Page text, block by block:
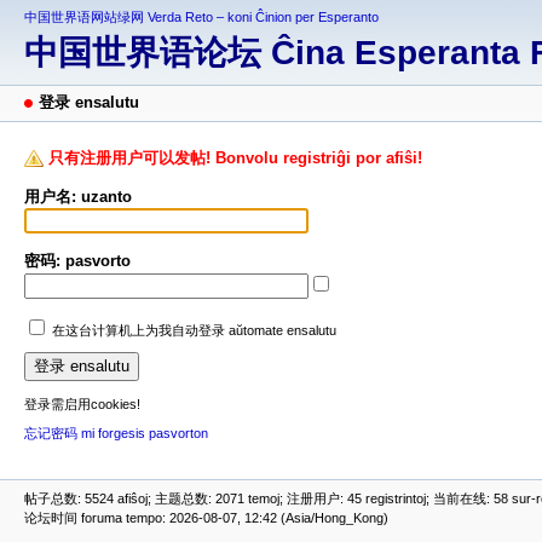
中国世界语网站绿网 Verda Reto – koni Ĉinion per Esperanto
中国世界语论坛 Ĉina Esperanta
登录 ensalutu
只有注册用户可以发帖! Bonvolu registriĝi por afiŝi!
用户名: uzanto
密码: pasvorto
在这台计算机上为我自动登录 aŭtomate ensalutu
登录需启用cookies!
忘记密码 mi forgesis pasvorton
帖子总数: 5524 afiŝoj; 主题总数: 2071 temoj; 注册用户: 45 registrintoj; 当前在线: 58
论坛时间 foruma tempo: 2026-08-07, 12:42 (Asia/Hong_Kong)